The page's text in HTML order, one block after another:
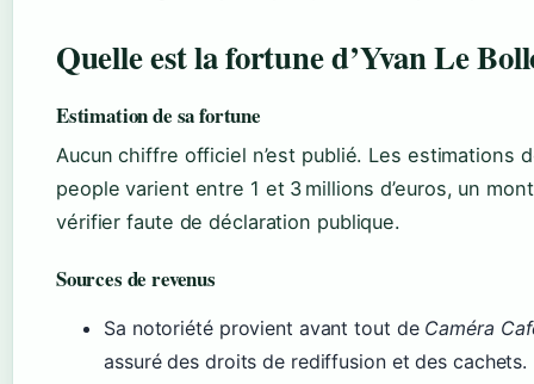
Quelle est la fortune d’Yvan Le
Estimation de sa fortune
Aucun chiffre officiel n’est publié. Les estimations
people varient entre 1 et 3 millions d’euros, un
vérifier faute de déclaration publique.
Sources de revenus
Sa notoriété provient avant tout de Caméra
assuré des droits de rediffusion et des cachets.